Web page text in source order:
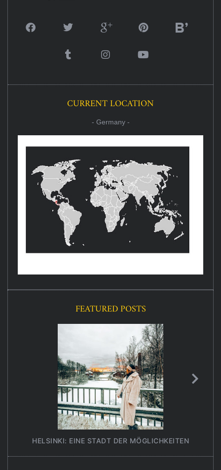
CURRENT LOCATION
- Germany -
FEATURED POSTS
HELSINKI: EINE STADT DER MÖGLICHKEITEN